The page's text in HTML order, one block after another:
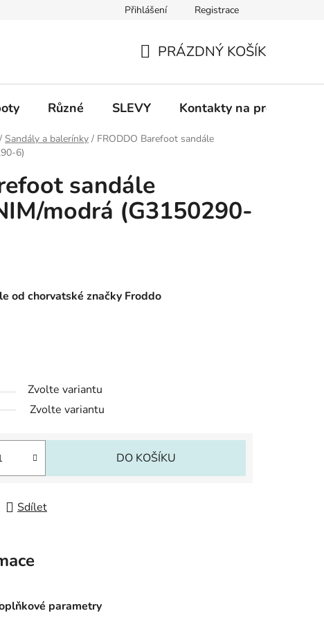
Informace k on-line platbám Odstoupení od
Přihlášení Registrace
KOŠÍK
PRÁZDNÝ KOŠÍK
Různé SLEVY Kontakty na prodejny
/ Sandály a balerínky / FRODDO Barefoot sandále
6)
sandále
modrá (G3150290-
od chorvatské značky Froddo
Zvolte variantu
Zvolte variantu
DO KOŠÍKU
Sdílet
parametry